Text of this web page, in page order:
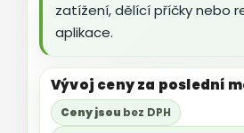
zatížení, dělící příčky nebo
aplikace.
Vývoj ceny za poslední
Ceny jsou bez DPH